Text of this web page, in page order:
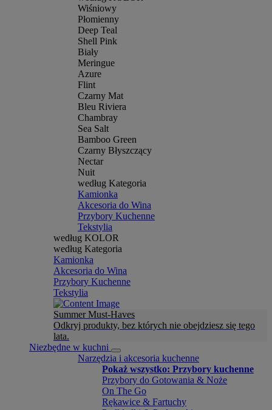
Wiśniowy
Płomienny
Deep Teal
Shell Pink
Biały
Meringue
Azure
Flint
Czarny Mat
Bleu Riviera
Chambray
Sea Salt
Bamboo Green
Czarny Błyszczący
Nectar
Nuit
według Kategoria
Kamionka
Akcesoria do Wina
Przybory Kuchenne
Tekstylia
według KOLOR
według Kategoria
Kamionka
Akcesoria do Wina
Przybory Kuchenne
Tekstylia
Summer Must-Haves
Odkryj produkty, bez których nie obejdziesz się tego
lata.
Niezbędne w kuchni
Narzędzia i akcesoria kuchenne
Pokaż wszystko: Przybory kuchenne
Przybory do Gotowania & Noże
On The Go
Rękawice & Fartuchy